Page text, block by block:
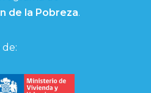
de la Pobreza.